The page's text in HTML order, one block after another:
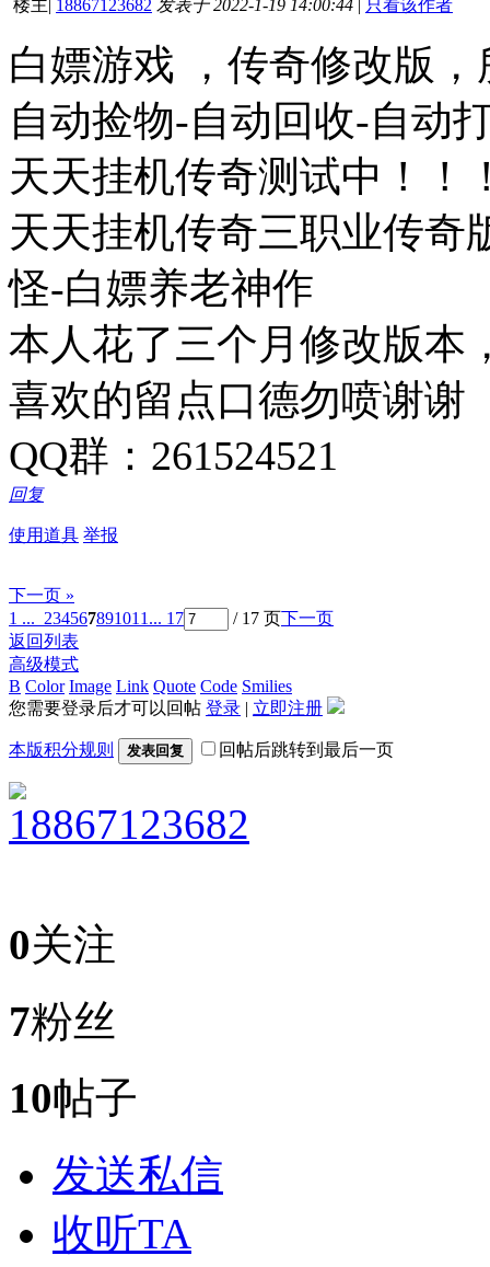
楼主 18867123682 发表于 2022-1-19 14:00:44 只看该作者
白嫖游戏 ，传奇修改版
自动捡物-自动回收-自动
天天挂机传奇测试中！！
天天挂机传奇三职业传奇
怪-白嫖养老神作
本人花了三个月修改版本
喜欢的留点口德勿喷谢谢
QQ群：261524521
回复
使用道具 举报
下一页 »
1 ... 234567891011 ... 17 / 17 页下一页
返回列表
高级模式
B Color Image Link Quote Code Smilies
您需要登录后才可以回帖 登录 | 立即注册
本版积分规则 发表回复 回帖后跳转到最后一页
18867123682
0关注
7粉丝
10帖子
发送私信
收听TA